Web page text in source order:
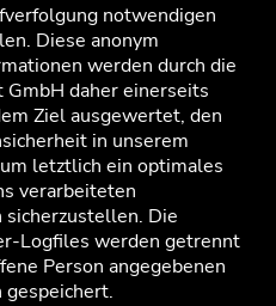
notwendigen
Diese anonym
werden durch die
daher einerseits
Ziel ausgewertet, den
in unserem
letztlich ein optimales
verarbeiteten
sicherzustellen. Die
Logfiles werden getrennt
Person angegebenen
gespeichert.